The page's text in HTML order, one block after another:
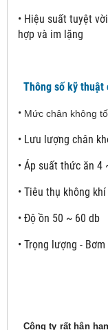
• Hiệu suất tuyệt
hợp và im lặng
Thông số kỹ thuật
• Mức chân không
• Lưu lượng chân
• Áp suất thức ăn 4
• Tiêu thụ không
• Độ ồn 50 ~ 60 db
• Trọng lượng -
Công ty rất hân